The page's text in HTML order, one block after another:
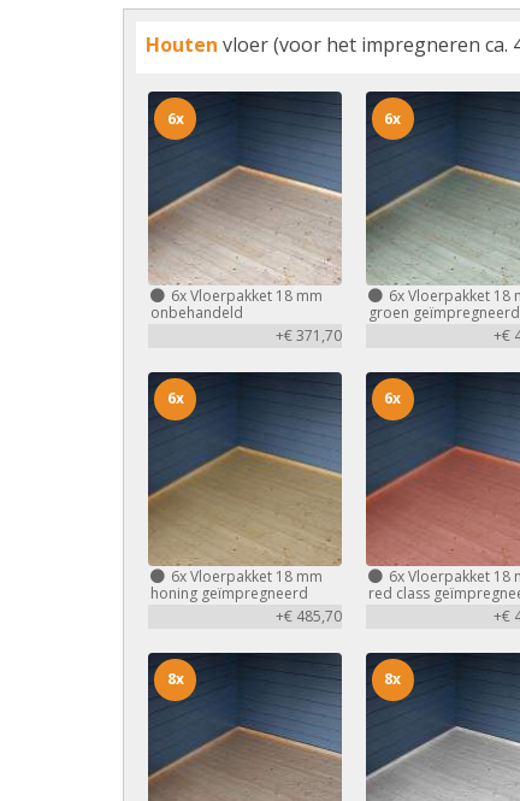
Houten vloer (voor het impregneren ca.
6xVloerpakket 18 mm
onbehandeld
+€ 371,70
6x
6xVloerpakket 18
groen geïmpregneerd
+€
6x
6xVloerpakket 18 mm
honing geïmpregneerd
+€ 485,70
6x
6xVloerpakket 18
red class
+€
6x
8x 8x